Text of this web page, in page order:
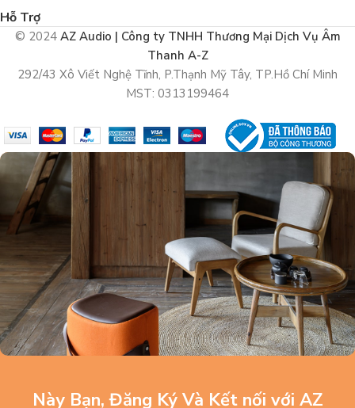
Hỗ Trợ
© 2024 AZ Audio | Công ty TNHH Thương Mại Dịch Vụ Âm
Thanh A-Z
292/43 Xô Viết Nghệ Tĩnh, P.Thạnh Mỹ Tây, TP.Hồ Chí Minh
MST: 0313199464
Này Bạn, Đăng Ký Và Kết nối với AZ